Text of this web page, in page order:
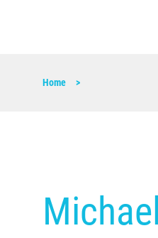
Home
Michael